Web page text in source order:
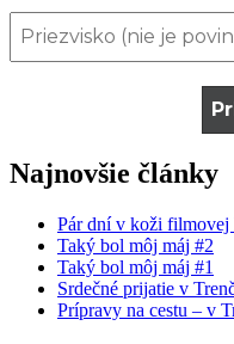
Najnovšie články
Pár dní v koži
Taký bol môj máj #2
Taký bol môj máj #1
Srdečné prijatie v
Prípravy na cestu – v